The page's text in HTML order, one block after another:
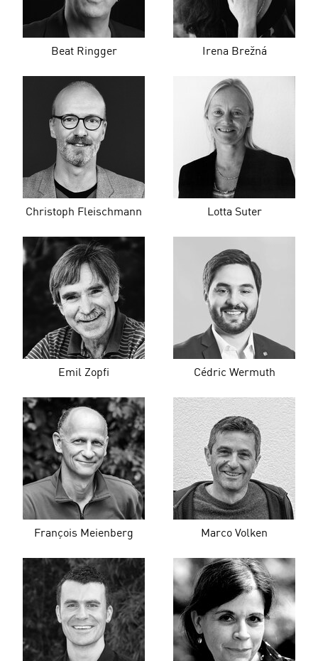
Beat Ringger Irena Brežná
Christoph Fleischmann Lotta Suter
Emil Zopfi Cédric Wermuth
François Meienberg Marco Volken